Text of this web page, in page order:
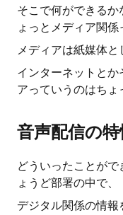
そこで何ができる
ょっとメディア関係
メディアは紙媒体と
インターネットとか
アっていうのはちょ
音声配信の
どういったことが
ょうど部署の中で、
デジタル関係の情報